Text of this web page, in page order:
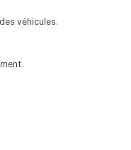
véhicules.